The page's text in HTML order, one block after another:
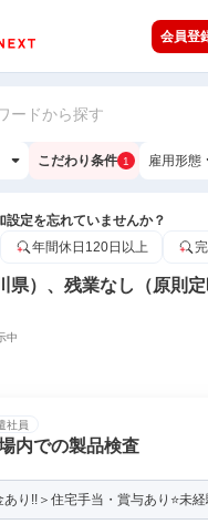
会員登
ードから探す
こだわり条件 1 雇用形態
設定を忘れていませんか？
年間休日120日以上
県）、残業なし（原則定
中
社員
内での製品検査
あり!!＞住宅手当・賞与あり⭐未経